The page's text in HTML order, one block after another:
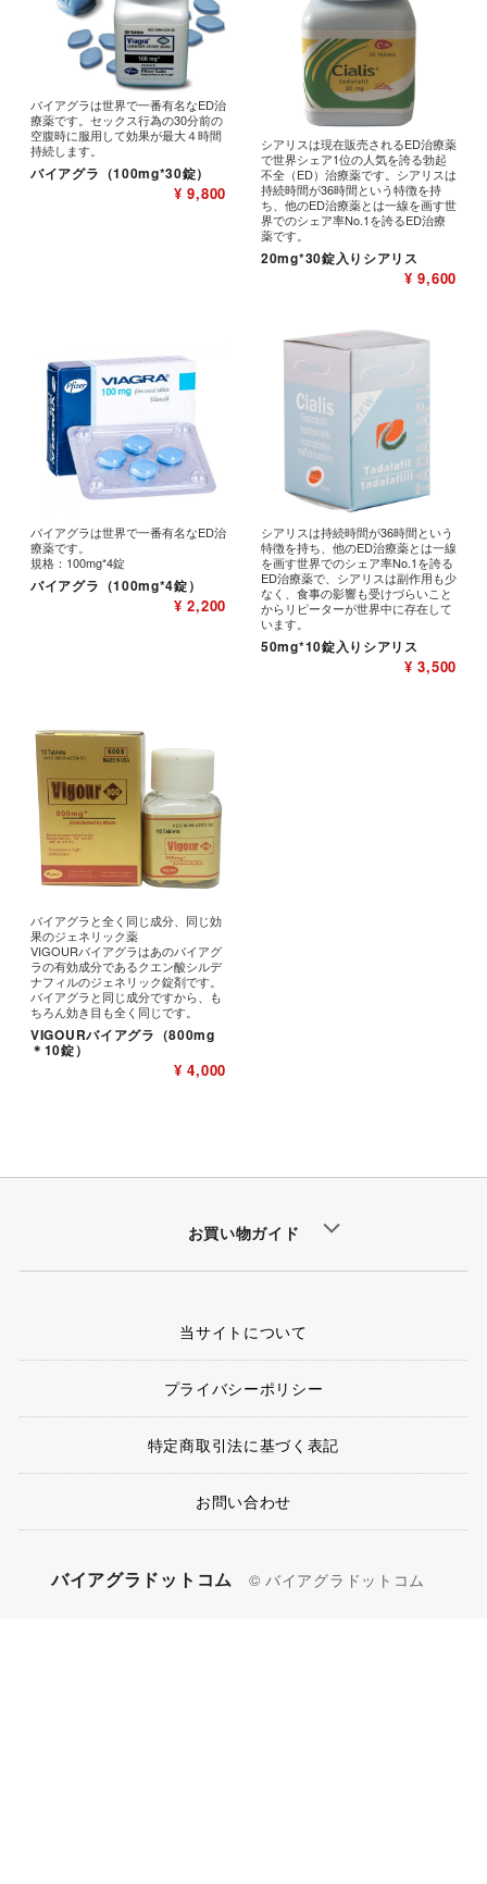
バイアグラは世界で一番有名なED治
療薬です。セックス行為の30分前の
空腹時に服用して効果が最大４時間
持続します。
バイアグラ（100mg*30錠）
¥ 9,800
シアリスは現在販売されるED治療薬
で世界シェア1位の人気を誇る勃起
不全（ED）治療薬です。シアリスは
持続時間が36時間という特徴を持
ち、他のED治療薬とは一線を画す世
界でのシェア率No.1を誇るED治療
薬です。
20mg*30錠入りシアリス
¥ 9,600
バイアグラは世界で一番有名なED治
療薬です。
規格：100mg*4錠
バイアグラ（100mg*4錠）
¥ 2,200
シアリスは持続時間が36時間という
特徴を持ち、他のED治療薬とは一線
を画す世界でのシェア率No.1を誇る
ED治療薬で、シアリスは副作用も少
なく、食事の影響も受けづらいこと
からリピーターが世界中に存在して
います。
50mg*10錠入りシアリス
¥ 3,500
バイアグラと全く同じ成分、同じ効
果のジェネリック薬
VIGOURバイアグラはあのバイアグ
ラの有効成分であるクエン酸シルデ
ナフィルのジェネリック錠剤です。
バイアグラと同じ成分ですから、も
ちろん効き目も全く同じです。
VIGOURバイアグラ（800mg
＊10錠）
¥ 4,000
お買い物ガイド
当サイトについて
プライバシーポリシー
特定商取引法に基づく表記
お問い合わせ
バイアグラドットコム © バイアグラドットコム